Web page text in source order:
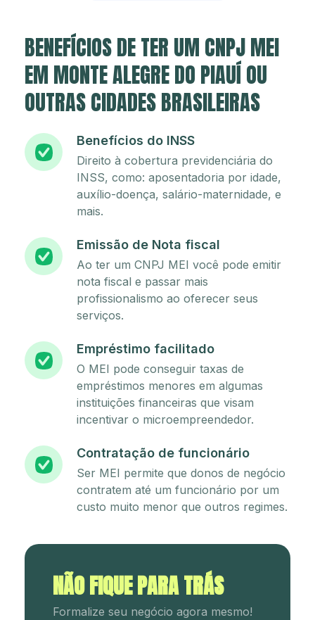
BENEFÍCIOS DE TER UM CNPJ MEI
EM MONTE ALEGRE DO PIAUÍ OU
OUTRAS CIDADES BRASILEIRAS
Benefícios do INSS
Direito à cobertura previdenciária do
INSS, como: aposentadoria por idade,
auxílio-doença, salário-maternidade, e
mais.
Emissão de Nota fiscal
Ao ter um CNPJ MEI você pode emitir
nota fiscal e passar mais
profissionalismo ao oferecer seus
serviços.
Empréstimo facilitado
O MEI pode conseguir taxas de
empréstimos menores em algumas
instituições financeiras que visam
incentivar o microempreendedor.
Contratação de funcionário
Ser MEI permite que donos de negócio
contratem até um funcionário por um
custo muito menor que outros regimes.
NÃO FIQUE PARA TRÁS
Formalize seu negócio agora mesmo!